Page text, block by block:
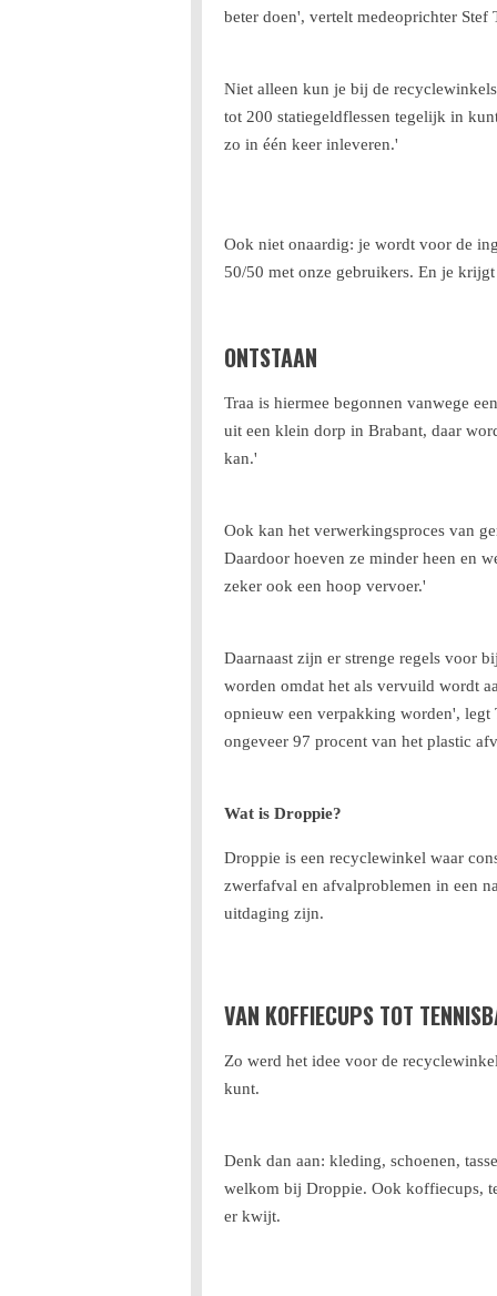
beter doen', vertelt medeoprichter Stef
Niet alleen kun je bij de
tot 200 statiegeldflessen tegelijk in
zo in één keer inleveren.'
Ook niet onaardig: je wordt voor de
50/50 met onze gebruikers. En je
ONTSTAAN
Traa is hiermee begonnen vanwege
uit een klein dorp in Brabant, daar
kan.'
Ook kan het verwerkingsproces van
Daardoor hoeven ze minder heen en
zeker ook een hoop vervoer.'
Daarnaast zijn er strenge regels voor
worden omdat het als vervuild wordt
opnieuw een verpakking worden', legt
ongeveer 97 procent van het plastic
Wat is Droppie?
Droppie is een recyclewinkel waar
zwerfafval en afvalproblemen in een
uitdaging zijn.
VAN KOFFIECUPS TOT
Zo werd het idee voor de
kunt.
Denk dan aan: kleding, schoenen,
welkom bij Droppie. Ook koffiecups,
er kwijt.